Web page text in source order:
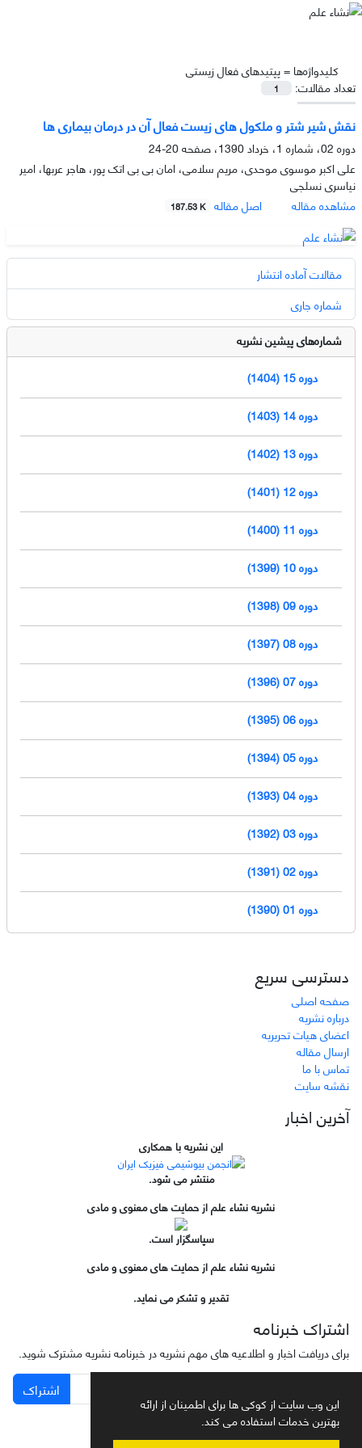
این وب سایت از کوکی ها برای اطمینان از ارائه
بهترین خدمات استفاده می کند.
کلیدواژه‌ها =پپتیدهای فعال زیستی
تعداد مقالات:
1
نقش شیر شتر و ملکول های زیست فعال آن در درمان بیماری ها
دوره 02، شماره 1، خرداد 1390، صفحه
20-24
علی اکبر موسوی موحدی، مریم سلامی، امان بی بی اتک پور، هاجر عربها، امیر
نیاسری نسلجی
مشاهده مقاله
اصل مقاله 187.53 K
مقالات آماده انتشار
شماره جاری
شماره‌های پیشین نشریه
دوره 15 (1404)
دوره 14 (1403)
دوره 13 (1402)
دوره 12 (1401)
دوره 11 (1400)
دوره 10 (1399)
دوره 09 (1398)
دوره 08 (1397)
دوره 07 (1396)
دوره 06 (1395)
دوره 05 (1394)
دوره 04 (1393)
دوره 03 (1392)
دوره 02 (1391)
دوره 01 (1390)
دسترسی سریع
صفحه اصلی
درباره نشریه
اعضای هیات تحریریه
ارسال مقاله
تماس با ما
نقشه سایت
آخرین اخبار
این نشریه با همکاری
منتشر می شود.
نشریه نشاء علم از حمایت های معنوی و مادی
سپاسگزار است.
نشریه نشاء علم از حمایت های معنوی و مادی
تقدیر و تشکر می نماید.
اشتراک خبرنامه
برای دریافت اخبار و اطلاعیه های مهم نشریه در خبرنامه نشریه مشترک شوید.
اشتراک